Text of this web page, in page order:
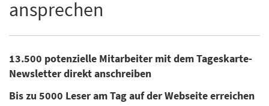
ansprechen
13.500 potenzielle Mitarbeiter mit dem Tageskarte-
Newsletter direkt anschreiben
Bis zu 5000 Leser am Tag auf der Webseite erreichen